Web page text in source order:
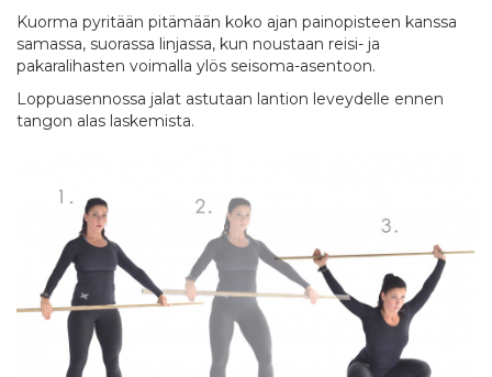
Kuorma pyritään pitämään koko ajan painopisteen kanssa
samassa, suorassa linjassa, kun noustaan reisi- ja
pakaralihasten voimalla ylös seisoma-asentoon.
Loppuasennossa jalat astutaan lantion leveydelle ennen
tangon alas laskemista.